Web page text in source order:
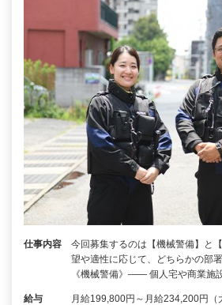
仕事内容
今回募集するのは【機械警備】と
望や適性に応じて、どちらかの
《機械警備》―― 個人宅や商業施
給与
月給199,800円～月給234,200円（